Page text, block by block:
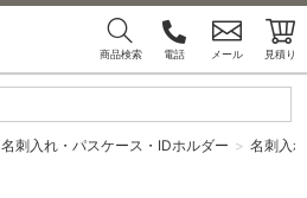
商品検索 電話 メール 見積り
名刺入れ・パスケース・IDホルダー 名刺入れ